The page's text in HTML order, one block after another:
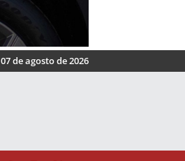
07 de agosto de 2026